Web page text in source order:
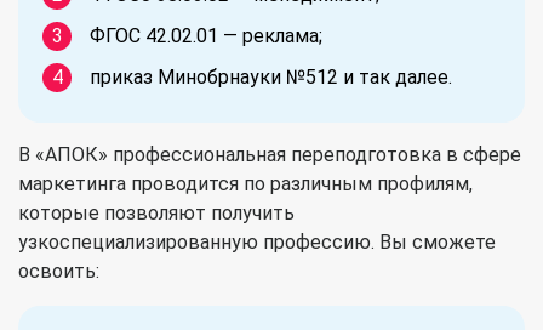
ФГОС 42.02.01 — реклама;
приказ Минобрнауки №512 и так далее.
В «АПОК» профессиональная переподготовка в сфере
маркетинга проводится по различным профилям,
которые позволяют получить
узкоспециализированную профессию. Вы сможете
освоить: